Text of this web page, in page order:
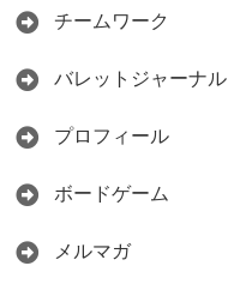
チームワーク
バレットジャーナル
プロフィール
ボードゲーム
メルマガ